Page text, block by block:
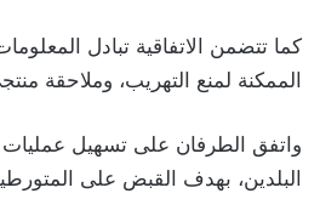
كما تتضمن الاتفاقية تبادل
الممكنة لمنع التهريب، وملاحقة
واتفق الطرفان على تسهيل عمليات
البلدين، بهدف القبض على